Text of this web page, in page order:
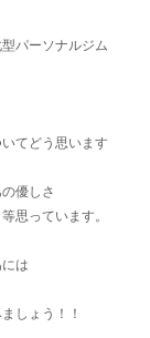
パーソナルジム
てどう思います
優しさ
思っています。
は
しょう！！